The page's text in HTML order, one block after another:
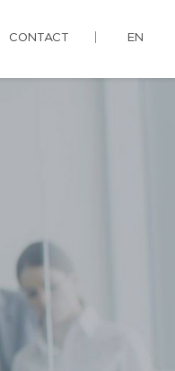
CONTACT EN